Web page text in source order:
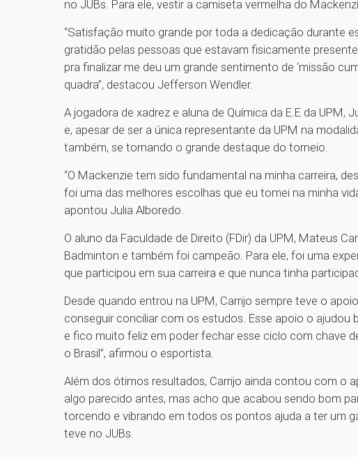
no JUBs. Para ele, vestir a camiseta vermelha do
“Satisfação muito grande por toda a dedicação durante
gratidão pelas pessoas que estavam fisicamente
pra finalizar me deu um grande sentimento de ‘missão
quadra”, destacou Jefferson Wendler.
A jogadora de xadrez e aluna de Química da E.E da
e, apesar de ser a única representante da UPM na
também, se tornando o grande destaque do torneio.
“O Mackenzie tem sido fundamental na minha carreira,
foi uma das melhores escolhas que eu tomei na minha
apontou Julia Alboredo.
O aluno da Faculdade de Direito (FDir) da UPM, Mateus
Badminton e também foi campeão. Para ele, foi uma
que participou em sua carreira e que nunca tinha
Desde quando entrou na UPM, Carrijo sempre teve o
conseguir conciliar com os estudos. Esse apoio o ajudou
e fico muito feliz em poder fechar esse ciclo com chave
o Brasil”, afirmou o esportista.
Além dos ótimos resultados, Carrijo ainda contou com o
algo parecido antes, mas acho que acabou sendo bom
torcendo e vibrando em todos os pontos ajuda a ter um
teve no JUBs.